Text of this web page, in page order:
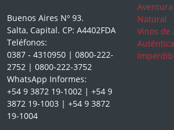
Buenos Aires Nº 93.
Salta, Capital. CP: A4402FDA
Teléfonos:
0387 - 4310950 | 0800-222-
2752 | 0800-222-3752
WhatsApp Informes:
+54 9 3872 19-1002 | +54 9
3872 19-1003 | +54 9 3872
19-1004
Aventura
Natural
Vinos de
Auténtica